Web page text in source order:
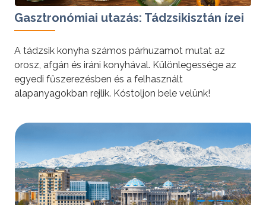
Gasztronómiai utazás: Tádzsikisztán ízei
A tádzsik konyha számos párhuzamot mutat az
orosz, afgán és iráni konyhával. Különlegessége az
egyedi fűszerezésben és a felhasznált
alapanyagokban rejlik. Kóstoljon bele velünk!
tovább »